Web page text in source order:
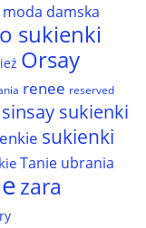
moda damska
sukienki
Orsay
renee reserved
sinsay sukienki
sukienki
Tanie ubrania
zara